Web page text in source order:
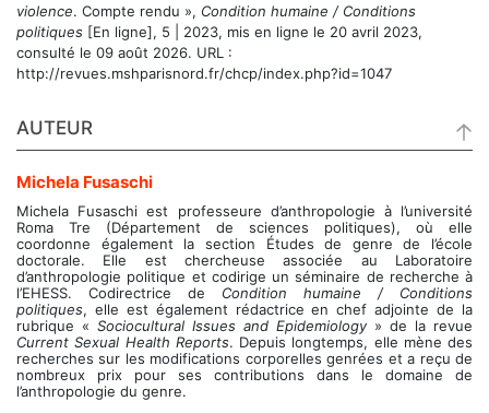
violence. Compte rendu », Condition humaine / Conditions
politiques [En ligne], 5 | 2023, mis en ligne le 20 avril 2023,
consulté le 09 août 2026. URL :
http://revues.mshparisnord.fr/chcp/index.php?id=1047
AUTEUR
Michela Fusaschi
Michela Fusaschi est professeure d’anthropologie à l’université
Roma Tre (Département de sciences politiques), où elle
coordonne également la section Études de genre de l’école
doctorale. Elle est chercheuse associée au Laboratoire
d’anthropologie politique et codirige un séminaire de recherche à
l’EHESS. Codirectrice de Condition humaine / Conditions
politiques, elle est également rédactrice en chef adjointe de la
rubrique « Sociocultural Issues and Epidemiology» de la revue
Current Sexual Health Reports. Depuis longtemps, elle mène des
recherches sur les modifications corporelles genrées et a reçu de
nombreux prix pour ses contributions dans le domaine de
l’anthropologie du genre.